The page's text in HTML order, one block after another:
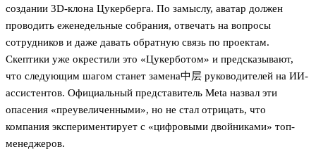
создании 3D-клона Цукерберга. По замыслу, аватар должен
проводить еженедельные собрания, отвечать на вопросы
сотрудников и даже давать обратную связь по проектам.
Скептики уже окрестили это «Цукерботом» и предсказывают,
что следующим шагом станет замена中层 руководителей на ИИ-
ассистентов. Официальный представитель Meta назвал эти
опасения «преувеличенными», но не стал отрицать, что
компания экспериментирует с «цифровыми двойниками» топ-
менеджеров.